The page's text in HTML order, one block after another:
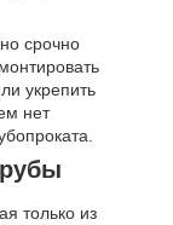
срочно
укрепить
нет
только из